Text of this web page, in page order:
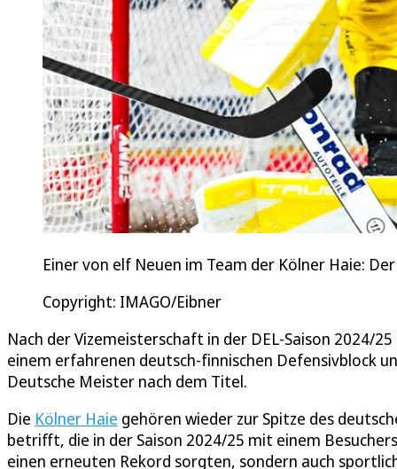
Einer von elf Neuen im Team der Kölner Haie:
Copyright: IMAGO/Eibner
Nach der Vizemeisterschaft in der DEL-Saison 2024/
einem erfahrenen deutsch-finnischen Defensivblock
Deutsche Meister nach dem Titel.
Die Kölner Haie gehören wieder zur Spitze des
betrifft, die in der Saison 2024/25 mit einem
einen erneuten Rekord sorgten, sondern auch